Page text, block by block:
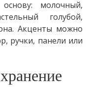
молочный,
голубой,
Акценты можно
ручки, панели или